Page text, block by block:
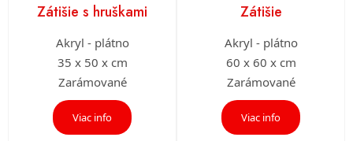
Zátišie s hruškami
Akryl - plátno
35 x 50 x cm
Zarámované
Viac info
Zátišie
Akryl - plátno
60 x 60 x cm
Zarámované
Viac info